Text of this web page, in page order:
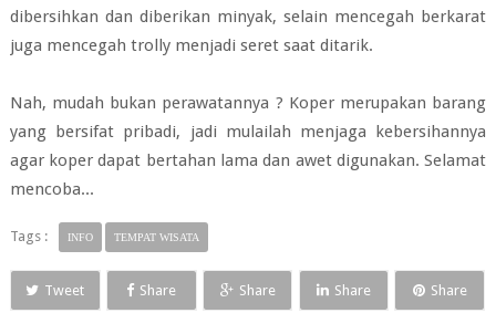
dibersihkan dan diberikan minyak, selain mencegah berkarat
juga mencegah trolly menjadi seret saat ditarik.
Nah, mudah bukan perawatannya ? Koper merupakan barang
yang bersifat pribadi, jadi mulailah menjaga kebersihannya
agar koper dapat bertahan lama dan awet digunakan. Selamat
mencoba...
Tags : INFO TEMPAT WISATA
Tweet Share Share Share Share